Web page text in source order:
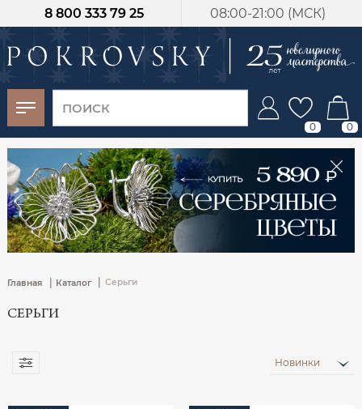
08:00-21:00 (МСК)
8 800 333 79 25
0 0
Главная | Каталог Серьги
СЕРЬГИ
Новинки
-30%
от 15 дней с
момента оплаты